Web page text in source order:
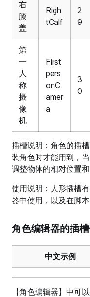
右
膝
盖
Righ
tCalf
2
9
第
一
人
称
摄
像
机
First
pers
onC
amer
a
3
0
插槽说明：角色的插
装角色时才能用到，
调整物体的相对位置
使用说明：人形插槽
器中使用，以及在脚本
角色编辑器的插槽
中文示例
【角色编辑器】中可